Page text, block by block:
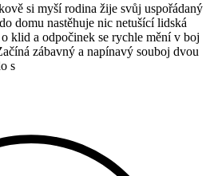
si myší rodina žije svůj uspořádaný
domu nastěhuje nic netušící lidská
klid a odpočinek se rychle mění v boj
zábavný a napínavý souboj dvou
s